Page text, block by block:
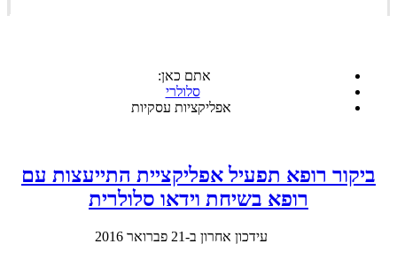
אתם כאן:
סלולרי
אפליקציות עסקיות
ביקור רופא תפעיל אפליקציית התייעצות עם
רופא בשיחת וידאו סלולרית
עידכון אחרון ב-21 פברואר 2016